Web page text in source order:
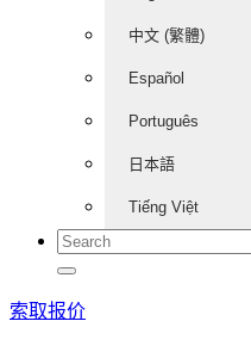
中文 (繁體)
Español
Português
日本語
Tiếng Việt
索取报价